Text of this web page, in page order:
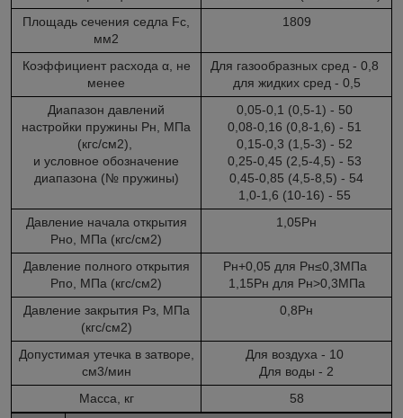
Площадь сечения седла Fc,
мм2
1809
Коэффициент расхода α, не
менее
Для газообразных сред - 0,8
для жидких сред - 0,5
Диапазон давлений
настройки пружины Рн, МПа
(кгс/см2),
и условное обозначение
диапазона (№ пружины)
0,05-0,1 (0,5-1) - 50
0,08-0,16 (0,8-1,6) - 51
0,15-0,3 (1,5-3) - 52
0,25-0,45 (2,5-4,5) - 53
0,45-0,85 (4,5-8,5) - 54
1,0-1,6 (10-16) - 55
Давление начала открытия
Рно, МПа (кгс/см2)
1,05Рн
Давление полного открытия
Рпо, МПа (кгс/см2)
Рн+0,05 для Рн≤0,3МПа
1,15Рн для Рн>0,3МПа
Давление закрытия Рз, МПа
(кгс/см2)
0,8Рн
Допустимая утечка в затворе,
см3/мин
Для воздуха - 10
Для воды - 2
Масса, кг
58